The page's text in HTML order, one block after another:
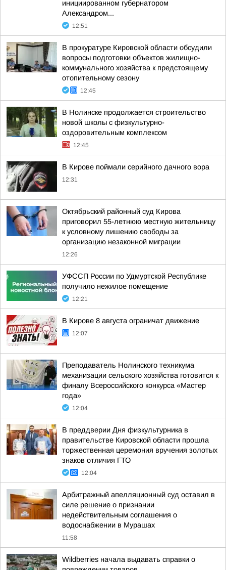
инициированном губернатором
Александром...
12:51
В прокуратуре Кировской области обсудили
вопросы подготовки объектов жилищно-
коммунального хозяйства к предстоящему
отопительному сезону
12:45
В Нолинске продолжается строительство
новой школы с физкультурно-
оздоровительным комплексом
12:45
В Кирове поймали серийного дачного вора
12:31
Октябрьский районный суд Кирова
приговорил 55-летнюю местную жительницу
к условному лишению свободы за
организацию незаконной миграции
12:26
УФССП России по Удмуртской Республике
получило нежилое помещение
12:21
В Кирове 8 августа ограничат движение
12:07
Преподаватель Нолинского техникума
механизации сельского хозяйства готовится к
финалу Всероссийского конкурса «Мастер
года»
12:04
В преддверии Дня физкультурника в
правительстве Кировской области прошла
торжественная церемония вручения золотых
знаков отличия ГТО
12:04
Арбитражный апелляционный суд оставил в
силе решение о признании
недействительным соглашения о
водоснабжении в Мурашах
11:58
Wildberries начала выдавать справки о